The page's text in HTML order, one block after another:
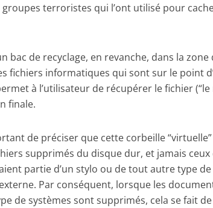
groupes terroristes qui l’ont utilisé pour
bac de recyclage, en revanche, dans la
fichiers informatiques qui sont sur le point
à l’utilisateur de récupérer le fichier (“le
finale.
de préciser que cette corbeille
supprimés du disque dur, et jamais
partie d’un stylo ou de tout autre type
Par conséquent, lorsque les
de systèmes sont supprimés, cela se fait